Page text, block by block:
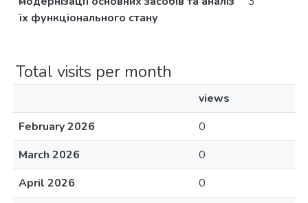
їх функціонального стану
Total visits per month
views
February 2026
0
March 2026
0
April 2026
0